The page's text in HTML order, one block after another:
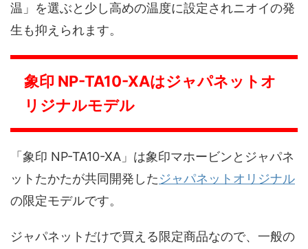
温」を選ぶと少し高めの温度に設定されニオイの発
生も抑えられます。
象印 NP-TA10-XAはジャパネットオ
リジナルモデル
「象印 NP-TA10-XA」は象印マホービンとジャパネ
ットたかたが共同開発したジャパネットオリジナル
の限定モデルです。
ジャパネットだけで買える限定商品なので、一般の